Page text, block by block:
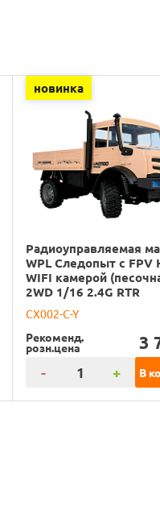
новинка
Радиоуправляемая
WPL Следопыт с FPV
WIFI камерой
2WD 1/16 2.4G RTR
CX002-C-Y
Рекоменд.
розн.цена 3
- + В